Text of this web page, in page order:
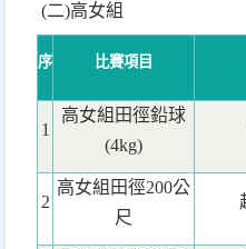
(二)高女組
序 比賽項目
1
高女組田徑鉛球
(4kg)
2
高女組田徑200公
尺